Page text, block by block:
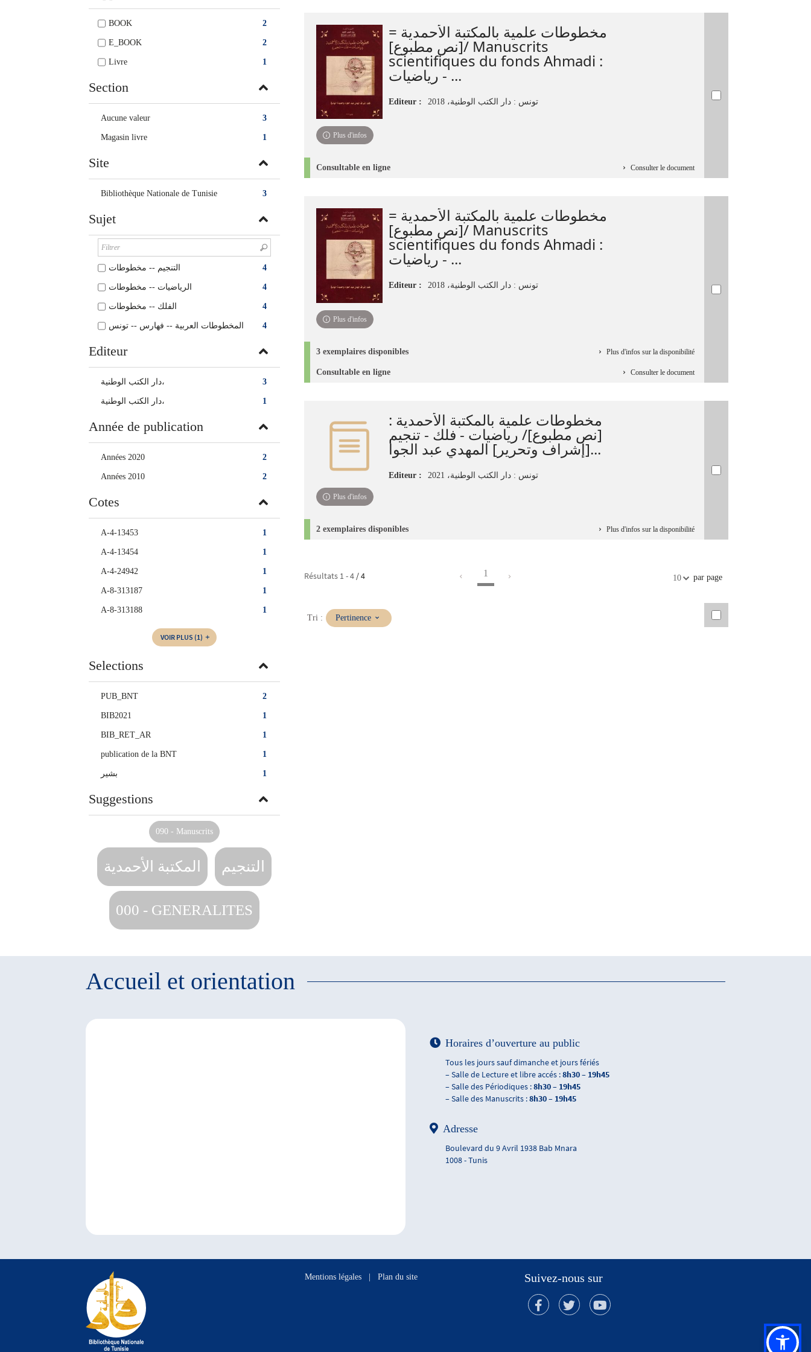
مخطوطات علمية بالمكتبة الأحمدية =
[نص مطبوع]/ Manuscrits
scientifiques du fonds Ahmadi :
رياضيات - ...
Editeur : تونس : دار الكتب الوطنية، 2018
Plus d'infos
Consultable en ligne Consulter le document
مخطوطات علمية بالمكتبة الأحمدية =
[نص مطبوع]/ Manuscrits
scientifiques du fonds Ahmadi :
رياضيات - ...
Editeur : تونس : دار الكتب الوطنية، 2018
Plus d'infos
3 exemplaires disponibles Plus d'infos sur la disponibilité
Consultable en ligne Consulter le document
مخطوطات علمية بالمكتبة الأحمدية :
[نص مطبوع]/ رياضيات - فلك - تنجيم
[إشراف وتحرير] المهدي عبد الجوا...
Editeur : تونس : دار الكتب الوطنية، 2021
Plus d'infos
2 exemplaires disponibles Plus d'infos sur la disponibilité
Résultats 1 -4 / 4 1 10 par page
Tri :(MisePertinence
2
BOOK
2
E_BOOK
1
Livre
Section
3
Aucune valeur
1
Magasin livre
Site
3
Bibliothèque Nationale de Tunisie
Sujet
4 التنجيم‏ -- ‏مخطوطات
4 الرياضيات‏ -- ‏مخطوطات‏
4 الفلك‏ -- ‏مخطوطات
4 المخطوطات العربية‏‏ -- ‏فهارس‏ -- ‏تونس
Editeur
3 دار الكتب الوطنية،
1 دار الكتب الوطنية‏،
Année de publication
2
Années 2020
2
Années 2010
Cotes
1
A-4-13453
1
A-4-13454
1
A-4-24942
1
A-8-313187
1
A-8-313188
VOIR PLUS (1)
Selections
2
PUB_BNT
1
BIB2021
1
BIB_RET_AR
1
publication de la BNT
1 بشير
Suggestions
090 - Manuscrits
المكتبة الأحمدية‏ التنجيم‏
000 - GENERALITES
Accueil et orientation
Horaires d’ouverture au public
Tous les jours sauf dimanche et jours fériés
– Salle de Lecture et libre accés :8h30 – 19h45
– Salle des Périodiques :8h30 – 19h45
– Salle des Manuscrits :8h30 – 19h45
Adresse
Boulevard du 9 Avril 1938 Bab Mnara
1008 - Tunis
Mentions légales Plan du site Suivez-nous sur